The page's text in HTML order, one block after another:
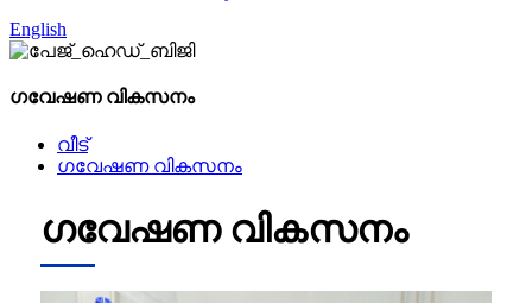
English
ഗവേഷണ വികസനം
വീട്
ഗവേഷണ വികസനം
ഗവേഷണ വികസനം